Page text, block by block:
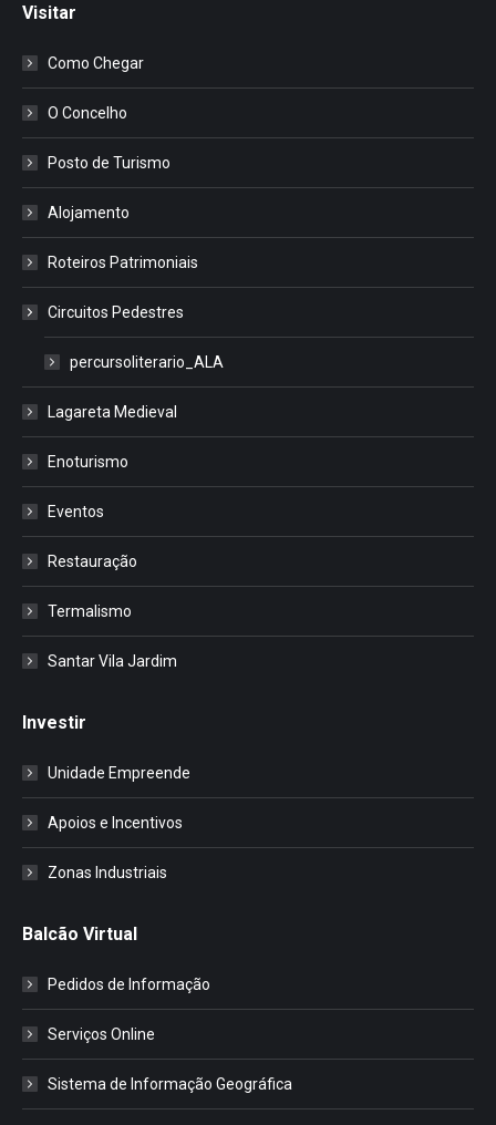
Visitar
Como Chegar
O Concelho
Posto de Turismo
Alojamento
Roteiros Patrimoniais
Circuitos Pedestres
percursoliterario_ALA
Lagareta Medieval
Enoturismo
Eventos
Restauração
Termalismo
Santar Vila Jardim
Investir
Unidade Empreende
Apoios e Incentivos
Zonas Industriais
Balcão Virtual
Pedidos de Informação
Serviços Online
Sistema de Informação Geográfica